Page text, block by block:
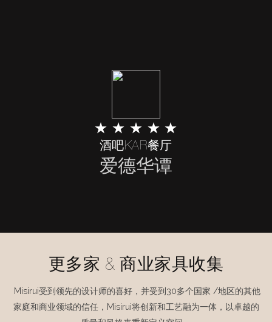
★ ★ ★ ★ ★
酒吧KAR餐厅
爱德华谭
更多家 & 商业家具收集
Misirui受到领先的设计师的喜好，并受到30多个国家 /地区的其他
家庭和商业领域的信任，Misirui将创新和工艺融为一体，以卓越的